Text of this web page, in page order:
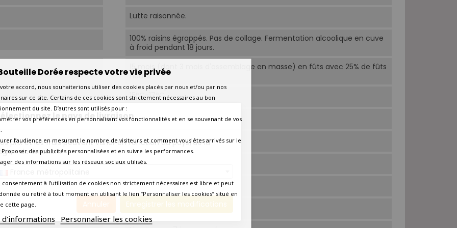
le pays de livraison
prix et les frais peuvent varier en fonction du pays/de la
de livraison.
Annuler Enregistrer les modifications
Lutte raisonnée.
100% raisins égrappés. Pas de collage. Fermentation alcoolique en cuve
à froid pendant 18 jours.
15 mois (dont 3 mois d'assemblage en masse) en fûts avec 25% de fûts
neufs.
15°C-17°C.
Aujourd'hui
2025
Amateur éclairé
Agneau, porc grillé ou rôti.
Agneau, porc grillé ou rôti.
Dorée respecte votre vie privée
accord, nous souhaiterions utiliser des cookies placés par nous et/ou par nos
sur ce site. Certains de ces cookies sont strictement nécessaires au bon
du site. D’autres sont utilisés pour :
vos préférences en personnalisant vos fonctionnalités et en se souvenant de vos
l’audience en mesurant le nombre de visiteurs et comment vous êtes arrivés sur le
Proposer des publicités personnalisées et en suivre les performances.
des informations sur les réseaux sociaux utilisés.
consentement à l’utilisation de cookies non strictement nécessaires est libre et peut
ou retiré à tout moment en utilisant le lien “Personnaliser les cookies” situé en
cette page.
d'informations Personnaliser les cookies